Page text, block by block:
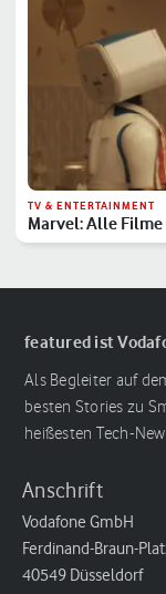
TV & ENTERTAINMENT
Marvel: Alle Filme
Reihenfolge
featured ist
Als Begleiter auf
besten Stories zu
heißesten Tech-
Anschrift
Vodafone GmbH
Ferdinand-Braun-
40549 Düsseldorf